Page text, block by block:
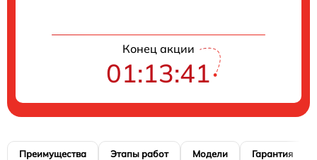
Конец акции
01:13:41
Преимущества Этапы работ Модели Гарантия